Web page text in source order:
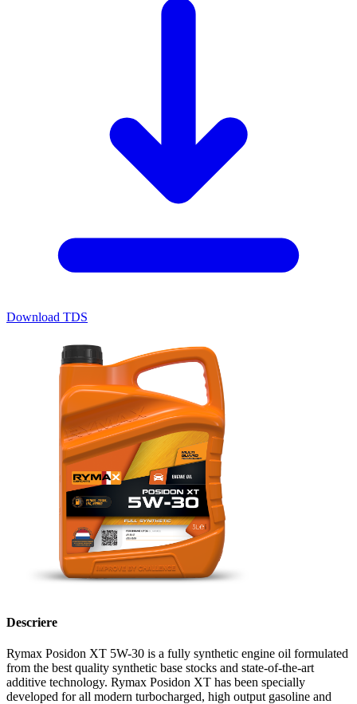
Download TDS
Descriere
Rymax Posidon XT 5W-30 is a fully synthetic engine oil formulated
from the best quality synthetic base stocks and state-of-the-art
additive technology. Rymax Posidon XT has been specially
developed for all modern turbocharged, high output gasoline and